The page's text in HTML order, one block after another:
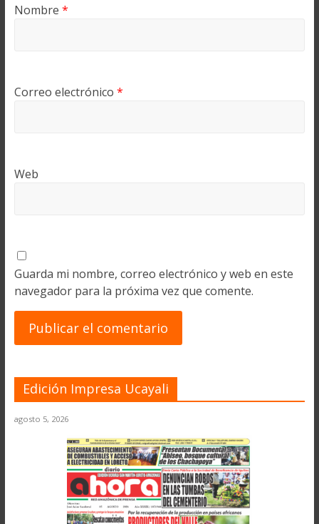
Nombre *
Correo electrónico *
Web
Guarda mi nombre, correo electrónico y web en este
navegador para la próxima vez que comente.
Edición Impresa Ucayali
agosto 5, 2026